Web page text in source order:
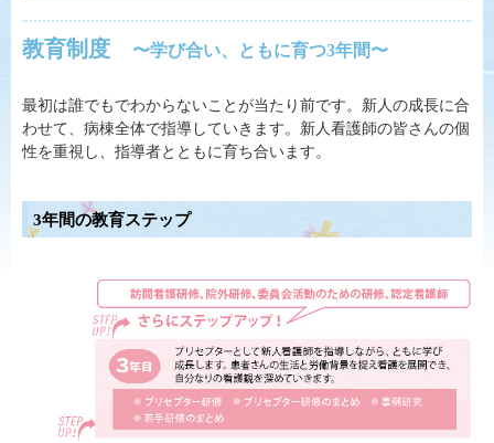
教育制度 〜学び合い、ともに育つ3年間〜
最初は誰でもでわからないことが当たり前です。新人の成長に合
わせて、病棟全体で指導していきます。新人看護師の皆さんの個
性を重視し、指導者とともに育ち合います。
3年間の教育ステップ